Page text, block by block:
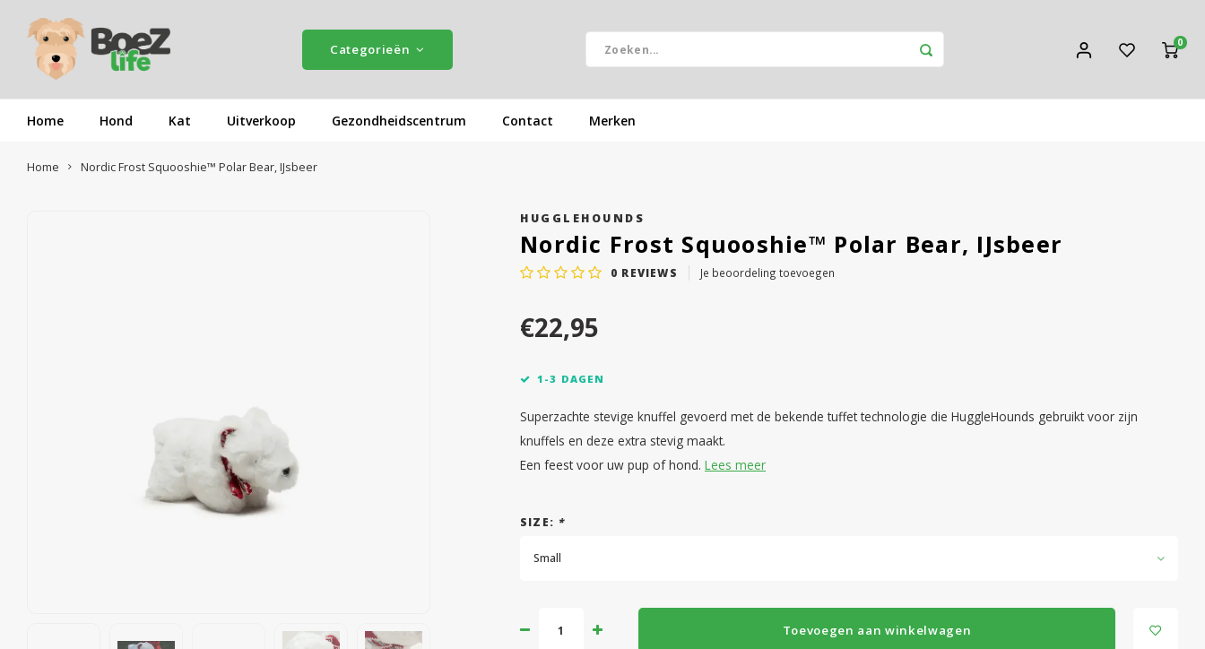
Categorieën 0
Home Hond Kat Uitverkoop Gezondheidscentrum Contact Merken
Home Nordic Frost Squooshie™ Polar Bear, IJsbeer
HUGGLEHOUNDS
Nordic Frost Squooshie™ Polar Bear, IJsbeer
0 REVIEWS Je beoordeling toevoegen
€22,95
1-3 DAGEN
Superzachte stevige knuffel gevoerd met de bekende tuffet technologie die HuggleHounds gebruikt voor zijn
knuffels en deze extra stevig maakt.
Een feest voor uw pup of hond. Lees meer
SIZE: *
Small
Toevoegen aan winkelwagen